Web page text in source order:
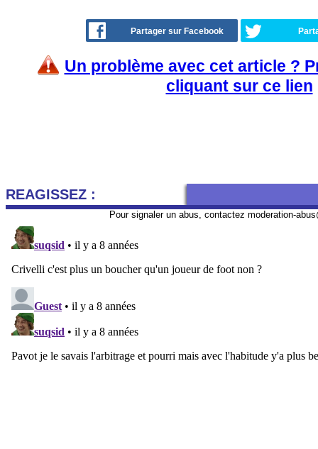
Partager sur Facebook
Un problème avec cet article ?
cliquant sur ce lien
REAGISSEZ :
Pour signaler un abus, contactez moderation-